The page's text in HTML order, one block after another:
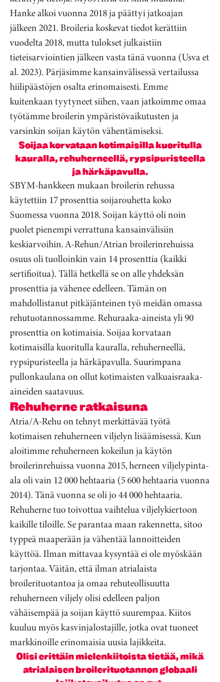
Hanke alkoi vuonna 2018 ja päättyi jatkoajan
jälkeen 2021. Broileria koskevat tiedot kerättiin
vuodelta 2018, mutta tulokset julkaistiin
tieteisarviointien jälkeen vasta tänä vuonna (Usva et
al. 2023). Pärjäsimme kansainvälisessä vertailussa
hiilipäästöjen osalta erinomaisesti. Emme
kuitenkaan tyytyneet siihen, vaan jatkoimme omaa
työtämme broilerin ympäristövaikutusten ja
varsinkin soijan käytön vähentämiseksi.
Soijaa korvataan kotimaisilla kuoritulla
kauralla, rehuherneellä, rypsipuristeella
ja härkäpavulla.
SBYM-hankkeen mukaan broilerin rehussa
käytettiin 17 prosenttia soijarouhetta koko
Suomessa vuonna 2018. Soijan käyttö oli noin
puolet pienempi verrattuna kansainvälisiin
keskiarvoihin. A-Rehun/Atrian broilerinrehuissa
osuus oli tuolloinkin vain 14 prosenttia (kaikki
sertifioitua). Tällä hetkellä se on alle yhdeksän
prosenttia ja vähenee edelleen. Tämän on
mahdollistanut pitkäjänteinen työ meidän omassa
rehutuotannossamme. Rehuraaka-aineista yli 90
prosenttia on kotimaisia. Soijaa korvataan
kotimaisilla kuoritulla kauralla, rehuherneellä,
rypsipuristeella ja härkäpavulla. Suurimpana
pullonkaulana on ollut kotimaisten valkuaisraaka-
aineiden saatavuus.
Rehuherne ratkaisuna
Atria/A-Rehu on tehnyt merkittävää työtä
kotimaisen rehuherneen viljelyn lisäämisessä. Kun
aloitimme rehuherneen kokeilun ja käytön
broilerinrehuissa vuonna 2015, herneen viljelypinta-
ala oli vain 12 000 hehtaaria (5 600 hehtaaria vuonna
2014). Tänä vuonna se oli jo 44 000 hehtaaria.
Rehuherne tuo toivottua vaihtelua viljelykiertoon
kaikille tiloille. Se parantaa maan rakennetta, sitoo
typpeä maaperään ja vähentää lannoitteiden
käyttöä. Ilman mittavaa kysyntää ei ole myöskään
tarjontaa. Väitän, että ilman atrialaista
broilerituotantoa ja omaa rehuteollisuutta
rehuherneen viljely olisi edelleen paljon
vähäisempää ja soijan käyttö suurempaa. Kiitos
kuuluu myös kasvinjalostajille, jotka ovat tuoneet
markkinoille erinomaisia uusia lajikkeita.
Olisi erittäin mielenkiitoista tietää, mikä
atrialaisen broilerituotannon globaali